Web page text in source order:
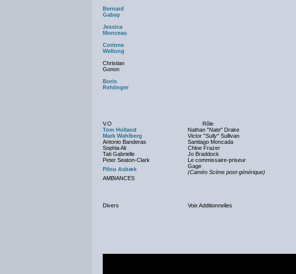
Bernard
Gabay
Jessica
Monceau
Corinne
Wellong
Christian
Gonon
Boris
Rehlinger
V.O Rôle
Tom Holland
Nathan "Nate" Drake
Mark Wahlberg
Victor "Sully" Sullivan
Antonio Banderas
Santiago Moncada
Sophia Ali
Chloe Frazer
Tati Gabrielle
Jo Braddock
Peter Seaton-Clark
Le commissaire-priseur
Pilou Asbæk
Gage
(Caméo Scène post-générique)
AMBIANCES
Divers Voix Additionnelles